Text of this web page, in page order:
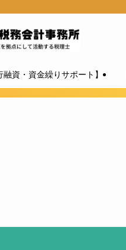
融資・資金繰りサポート】